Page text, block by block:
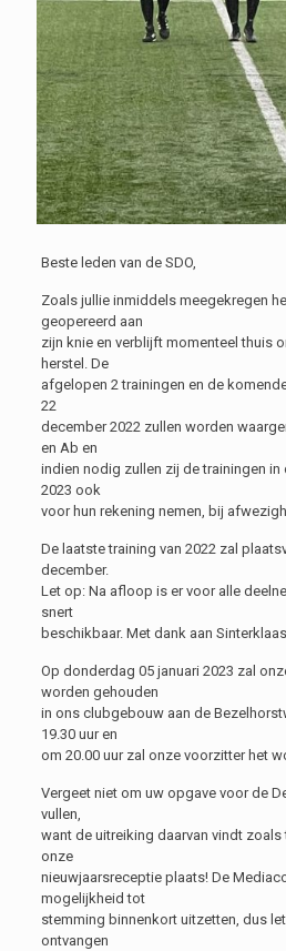
Beste leden van de SDO,
Zoals jullie inmiddels meegekregen
geopereerd aan
zijn knie en verblijft momenteel thuis
herstel. De
afgelopen 2 trainingen en de
22
december 2022 zullen worden
en Ab en
indien nodig zullen zij de trainingen
2023 ook
voor hun rekening nemen, bij
De laatste training van 2022 zal
december.
Let op: Na afloop is er voor alle
snert
beschikbaar. Met dank aan
Op donderdag 05 januari 2023 zal
worden gehouden
in ons clubgebouw aan de
19.30 uur en
om 20.00 uur zal onze voorzitter het
Vergeet niet om uw opgave voor de
vullen,
want de uitreiking daarvan vindt
onze
nieuwjaarsreceptie plaats! De
mogelijkheid tot
stemming binnenkort uitzetten, dus
ontvangen